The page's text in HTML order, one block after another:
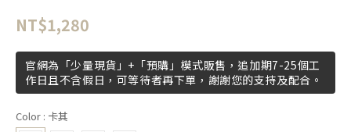
NT$1,280
官網為「少量現貨」+「預購」模式販售，追加期7-25個工
作日且不含假日，可等待者再下單，謝謝您的支持及配合。
Color : 卡其